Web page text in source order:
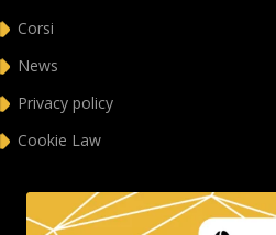
Corsi
News
Privacy policy
Cookie Law